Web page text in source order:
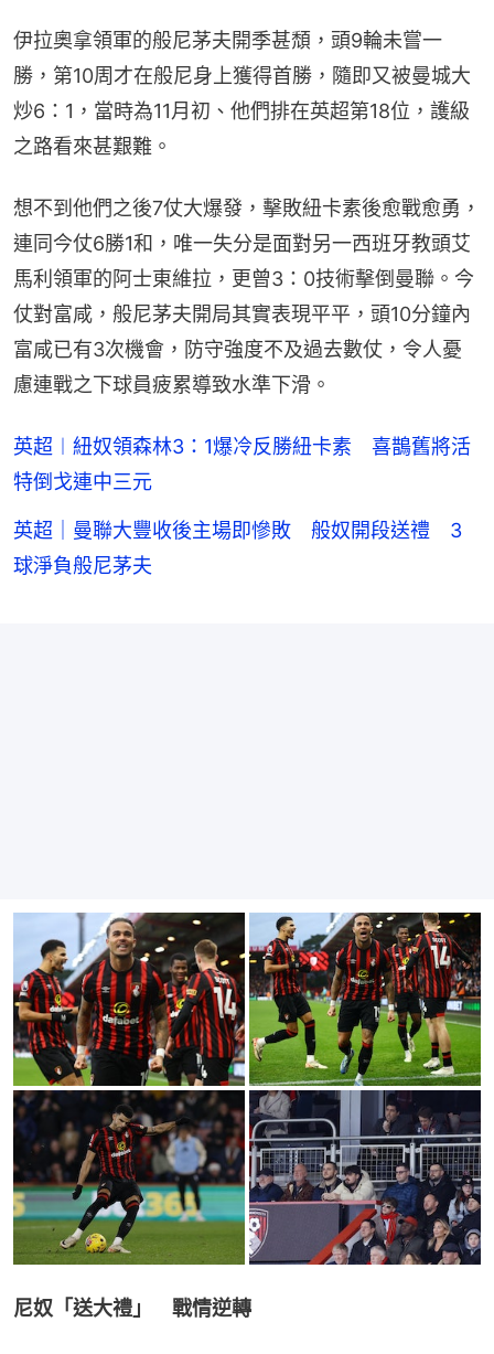
伊拉奧拿領軍的般尼茅夫開季甚頹，頭9輪未嘗一
勝，第10周才在般尼身上獲得首勝，隨即又被曼城大
炒6：1，當時為11月初、他們排在英超第18位，護級
之路看來甚艱難。
想不到他們之後7仗大爆發，擊敗紐卡素後愈戰愈勇，
連同今仗6勝1和，唯一失分是面對另一西班牙教頭艾
馬利領軍的阿士東維拉，更曾3：0技術擊倒曼聯。今
仗對富咸，般尼茅夫開局其實表現平平，頭10分鐘內
富咸已有3次機會，防守強度不及過去數仗，令人憂
慮連戰之下球員疲累導致水準下滑。
英超︱紐奴領森林3：1爆冷反勝紐卡素 喜鵲舊將活
特倒戈連中三元
英超｜曼聯大豐收後主場即慘敗 般奴開段送禮 3
球淨負般尼茅夫
尼奴「送大禮」　戰情逆轉